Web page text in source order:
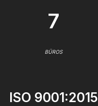
7
BÜROS
ISO 9001:2015